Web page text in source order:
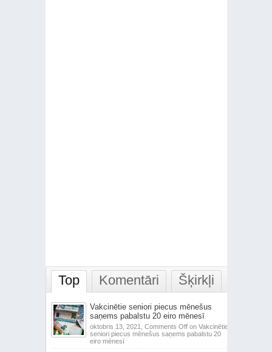
Top Komentāri Šķirkļi
Vakcinētie seniori piecus mēnešus
saņems pabalstu 20 eiro mēnesī
oktobris 13, 2021, Comments Offon Vakcinētie
seniori piecus mēnešus saņems pabalstu 20
eiro mēnesī